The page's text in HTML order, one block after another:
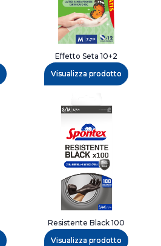
Effetto Seta 10+2
Visualizza prodotto
Resistente Black 100
Visualizza prodotto